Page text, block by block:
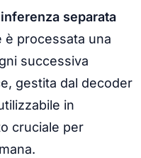
inferenza separata
è processata una
successiva
gestita dal decoder
in
cruciale per